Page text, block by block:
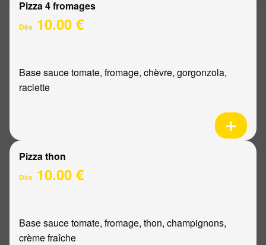
Pizza 4 fromages
Dès 10.00 €
Base sauce tomate, fromage, chèvre, gorgonzola,
raclette
Pizza thon
Dès 10.00 €
Base sauce tomate, fromage, thon, champignons,
crème fraîche